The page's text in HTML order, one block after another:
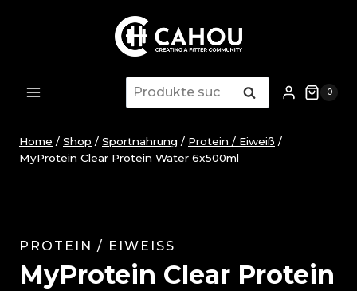
Suche
nach:
Suche 0
Home / Shop / Sportnahrung / Protein / Eiweiß /
MyProtein Clear Protein Water 6x500ml
PROTEIN / EIWEISS
MyProtein Clear Protein